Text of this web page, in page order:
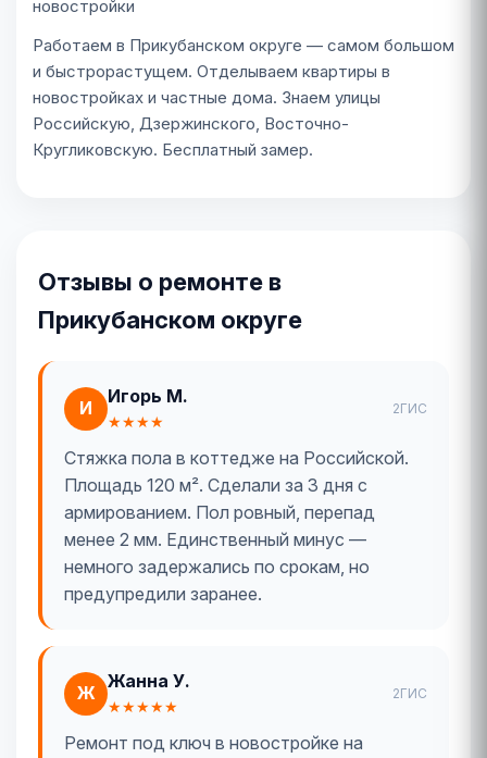
новостройки
Работаем в Прикубанском округе — самом большом
и быстрорастущем. Отделываем квартиры в
новостройках и частные дома. Знаем улицы
Российскую, Дзержинского, Восточно-
Кругликовскую. Бесплатный замер.
Отзывы о ремонте в
Прикубанском округе
И
Игорь М.
★★★★
2ГИС
Стяжка пола в коттедже на Российской.
Площадь 120 м². Сделали за 3 дня с
армированием. Пол ровный, перепад
менее 2 мм. Единственный минус —
немного задержались по срокам, но
предупредили заранее.
Ж
Жанна У.
★★★★★
2ГИС
Ремонт под ключ в новостройке на